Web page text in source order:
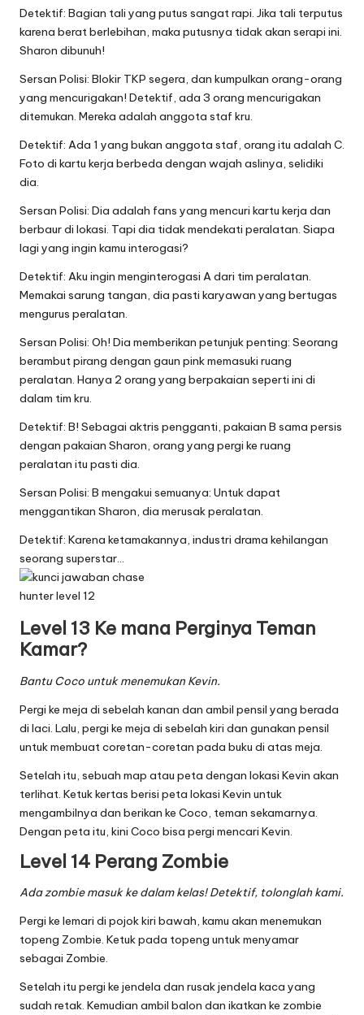
Detektif: Bagian tali yang putus sangat rapi. Jika tali terputus
karena berat berlebihan, maka putusnya tidak akan serapi ini.
Sharon dibunuh!
Sersan Polisi: Blokir TKP segera, dan kumpulkan orang-orang
yang mencurigakan! Detektif, ada 3 orang mencurigakan
ditemukan. Mereka adalah anggota staf kru.
Detektif: Ada 1 yang bukan anggota staf, orang itu adalah C.
Foto di kartu kerja berbeda dengan wajah aslinya, selidiki
dia.
Sersan Polisi: Dia adalah fans yang mencuri kartu kerja dan
berbaur di lokasi. Tapi dia tidak mendekati peralatan. Siapa
lagi yang ingin kamu interogasi?
Detektif: Aku ingin menginterogasi A dari tim peralatan.
Memakai sarung tangan, dia pasti karyawan yang bertugas
mengurus peralatan.
Sersan Polisi: Oh! Dia memberikan petunjuk penting: Seorang
berambut pirang dengan gaun pink memasuki ruang
peralatan. Hanya 2 orang yang berpakaian seperti ini di
dalam tim kru.
Detektif: B! Sebagai aktris pengganti, pakaian B sama persis
dengan pakaian Sharon, orang yang pergi ke ruang
peralatan itu pasti dia.
Sersan Polisi: B mengakui semuanya: Untuk dapat
menggantikan Sharon, dia merusak peralatan.
Detektif: Karena ketamakannya, industri drama kehilangan
seorang superstar…
Level 13 Ke mana Perginya Teman
Kamar?
Bantu Coco untuk menemukan Kevin.
Pergi ke meja di sebelah kanan dan ambil pensil yang berada
di laci. Lalu, pergi ke meja di sebelah kiri dan gunakan pensil
untuk membuat coretan-coretan pada buku di atas meja.
Setelah itu, sebuah map atau peta dengan lokasi Kevin akan
terlihat. Ketuk kertas berisi peta lokasi Kevin untuk
mengambilnya dan berikan ke Coco, teman sekamarnya.
Dengan peta itu, kini Coco bisa pergi mencari Kevin.
Level 14 Perang Zombie
Ada zombie masuk ke dalam kelas! Detektif, tolonglah kami.
Pergi ke lemari di pojok kiri bawah, kamu akan menemukan
topeng Zombie. Ketuk pada topeng untuk menyamar
sebagai Zombie.
Setelah itu pergi ke jendela dan rusak jendela kaca yang
sudah retak. Kemudian ambil balon dan ikatkan ke zombie